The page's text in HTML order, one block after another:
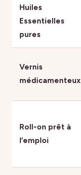
Huiles
Essentielles
pures
Vernis
médicamenteux
Roll-on prêt à
l’emploi